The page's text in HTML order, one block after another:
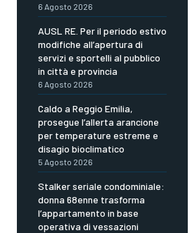
6 Agosto 2026
AUSL RE. Per il periodo estivo
modifiche all’apertura di
servizi e sportelli al pubblico
in città e provincia
6 Agosto 2026
Caldo a Reggio Emilia,
prosegue l’allerta arancione
per temperature estreme e
disagio bioclimatico
5 Agosto 2026
Stalker seriale condominiale:
donna 68enne trasforma
l’appartamento in base
operativa di vessazioni